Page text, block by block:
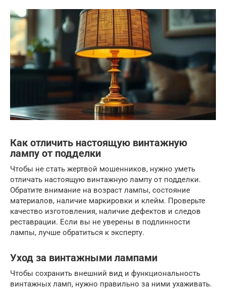
Как отличить настоящую винтажную
лампу от подделки
Чтобы не стать жертвой мошенников, нужно уметь
отличать настоящую винтажную лампу от подделки.
Обратите внимание на возраст лампы, состояние
материалов, наличие маркировки и клейм. Проверьте
качество изготовления, наличие дефектов и следов
реставрации. Если вы не уверены в подлинности
лампы, лучше обратиться к эксперту.
Уход за винтажными лампами
Чтобы сохранить внешний вид и функциональность
винтажных ламп, нужно правильно за ними ухаживать.